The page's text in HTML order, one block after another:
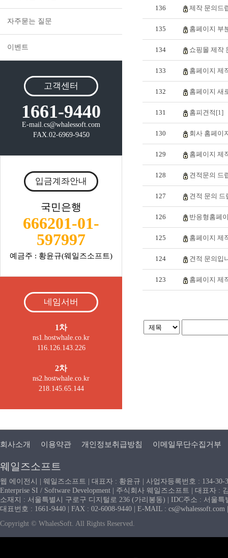
자주묻는 질문
이벤트
고객센터
1661-9440
E-mail.cs@whalessoft.com
FAX.02-6969-9450
입금계좌안내
국민은행
666201-01-
597997
예금주 : 황윤규(웨일즈소프트)
네임서버
1차
ns1.hostwhale.co.kr
116.126.143.226
2차
ns2.hostwhale.co.kr
218.145.65.144
136 제작 문의드
135 홈페이지 부
134 쇼핑몰 제작
133 홈페이지 제
132 홈페이지 새
131 홈피견적[1]
130 회사 홈페이
129 홈페이지 제
128 견적문의 드
127 견적 문의 드
126 반응형홈페
125 홈페이지 제
124 견적 문의입
123 홈페이지 제
회사소개 이용약관 개인정보취급방침 이메일무단수집거부
웨일즈소프트
웹 에이전시 | 웨일즈소프트 | 대표자 : 황윤규 | 사업자등록번호 : 134-
Enterprise SI / Software Development | 주식회사 웨일즈소프트 | 대표자 :
소재지 : 서울특별시 구로구 디지털로 236 (가리봉동) | IDC주소 : 서울
대표번호 : 1661-9440 | FAX : 02-6008-9440 | E-MAIL :
Copyright © WhalesSoft. All Rights Reserved.